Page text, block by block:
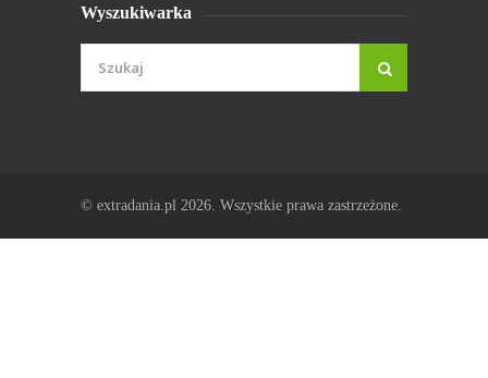
Wyszukiwarka
© extradania.pl 2026. Wszystkie prawa zastrzeżone.